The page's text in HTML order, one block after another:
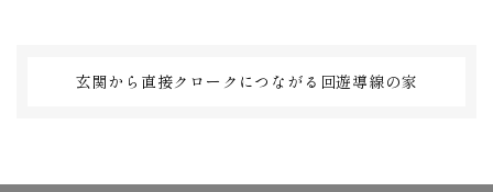
玄関から直接クロークにつながる回遊導線の家